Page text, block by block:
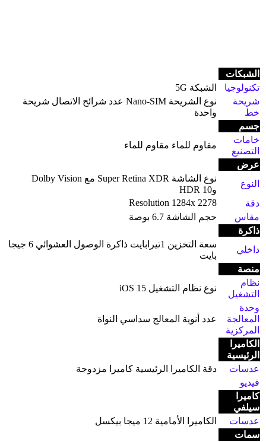
الشبكات
تكنولوجيا
الشبكة 5G
شريحة
خط
نوع الشريحة Nano-SIM عدد شرائح الاتصال شريحة
واحدة
جسم
خامات
التصنيع
مقاوم للماء مقاوم للماء
عرض
النوع
نوع الشاشة Super Retina XDR مع Dolby Vision
وHDR 10
دقة
Resolution 1284x 2278
مقاس
حجم الشاشة 6.7 بوصة
ذاكرة
داخلي
سعة التخزين 1تيرابايت ذاكرة الوصول العشوائي 6 جيجا
بايت
منصة
نظام
التشغيل
نوع نظام التشغيل iOS 15
وحدة
المعالجة
المركزية
عدد أنوية المعالج سداسي النواة
الكاميرا
الرئيسية
عدسات
دقة الكاميرا الرئيسية كاميرا مزدوجة
فيديو
كاميرا
سيلفي
عدسات
الكاميرا الأمامية 12 ميجا بيكسل
سمات